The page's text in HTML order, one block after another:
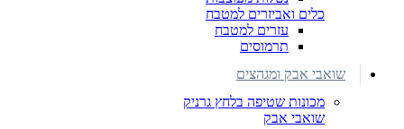
כלים ואביזרים למטבח
עזרים למטבח
תרמוסים
שואבי אבק ומגהצים
מכונות שטיפה בלחץ גרניק
שואבי אבק